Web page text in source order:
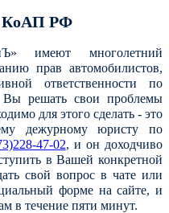
КоАП РФ
имеют многолетний
прав автомобилистов,
ответственности по
решать свои проблемы
для этого сделать - это
дежурному юристу по
47-02, и он доходчиво
в Вашей конкретной
свой вопрос в чате или
форме на сайте, и
в течение пяти минут.